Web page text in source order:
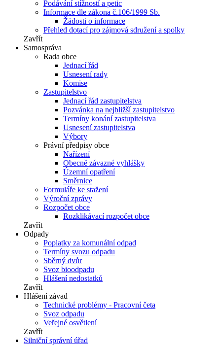
Podávání stížností a petic
Informace dle zákona č.106/1999 Sb.
Žádosti o informace
Přehled dotací pro zájmová sdružení a spolky
Zavřít
Samospráva
Rada obce
Jednací řád
Usnesení rady
Komise
Zastupitelstvo
Jednací řád zastupitelstva
Pozvánka na nejbližší zastupitelstvo
Termíny konání zastupitelstva
Usnesení zastupitelstva
Výbory
Právní předpisy obce
Nařízení
Obecně závazné vyhlášky
Územní opatření
Směrnice
Formuláře ke stažení
Výroční zprávy
Rozpočet obce
Rozklikávací rozpočet obce
Zavřít
Odpady
Poplatky za komunální odpad
Termíny svozu odpadu
Sběrný dvůr
Svoz bioodpadu
Hlášení nedostatků
Zavřít
Hlášení závad
Technické problémy - Pracovní četa
Svoz odpadu
Veřejné osvětlení
Zavřít
Silniční správní úřad